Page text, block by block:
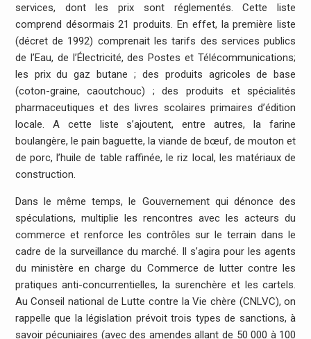
services, dont les prix sont réglementés. Cette liste
comprend désormais 21 produits. En effet, la première liste
(décret de 1992) comprenait les tarifs des services publics
de l’Eau, de l’Électricité, des Postes et Télécommunications;
les prix du gaz butane ; des produits agricoles de base
(coton-graine, caoutchouc) ; des produits et spécialités
pharmaceutiques et des livres scolaires primaires d’édition
locale. A cette liste s’ajoutent, entre autres, la farine
boulangère, le pain baguette, la viande de bœuf, de mouton et
de porc, l’huile de table raffinée, le riz local, les matériaux de
construction.
Dans le même temps, le Gouvernement qui dénonce des
spéculations, multiplie les rencontres avec les acteurs du
commerce et renforce les contrôles sur le terrain dans le
cadre de la surveillance du marché. Il s’agira pour les agents
du ministère en charge du Commerce de lutter contre les
pratiques anti-concurrentielles, la surenchère et les cartels.
Au Conseil national de Lutte contre la Vie chère (CNLVC), on
rappelle que la législation prévoit trois types de sanctions, à
savoir pécuniaires (avec des amendes allant de 50 000 à 100